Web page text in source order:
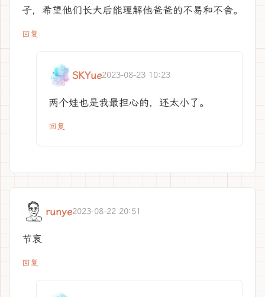
子，希望他们长大后能理解他爸爸的不易和不舍。
回复
SKYue2023-08-23 10:23
两个娃也是我最担心的，还太小了。
回复
runye2023-08-22 20:51
节哀
回复